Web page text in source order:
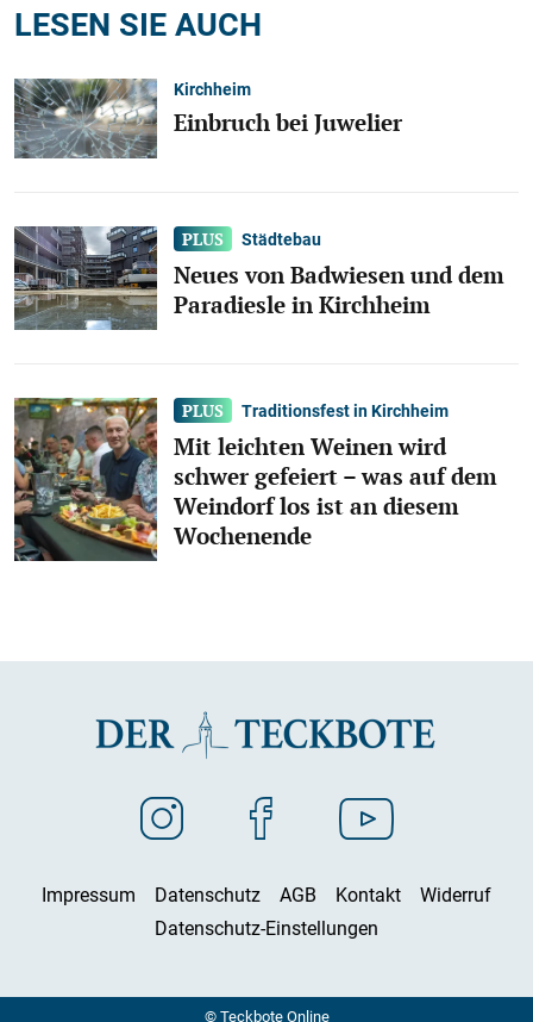
LESEN SIE AUCH
Kirchheim
Einbruch bei Juwelier
Städtebau
Neues von Badwiesen und dem
Paradiesle in Kirchheim
Traditionsfest in Kirchheim
Mit leichten Weinen wird
schwer gefeiert – was auf dem
Weindorf los ist an diesem
Wochenende
Impressum Datenschutz AGB Kontakt
Widerruf
Datenschutz-Einstellungen
© Teckbote Online